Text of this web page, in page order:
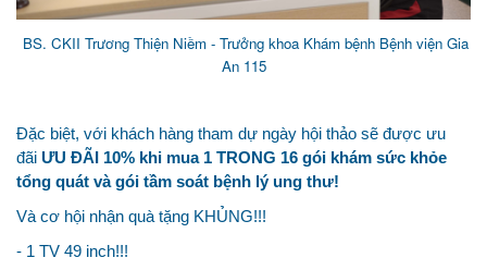
BS. CKII Trương Thiện Niềm - Trưởng khoa Khám bệnh Bệnh viện Gia
An 115
Đặc biệt, với khách hàng tham dự ngày hội thảo sẽ được ưu
đãi ƯU ĐÃI 10% khi mua 1 TRONG 16 gói khám sức khỏe
tổng quát và gói tầm soát bệnh lý ung thư!
Và cơ hội nhận quà tặng KHỦNG!!!
- 1 TV 49 inch!!!